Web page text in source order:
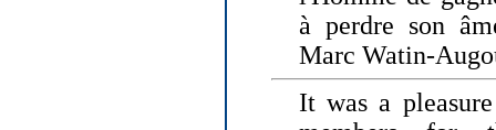
à perdre son
Marc Watin-
It was a